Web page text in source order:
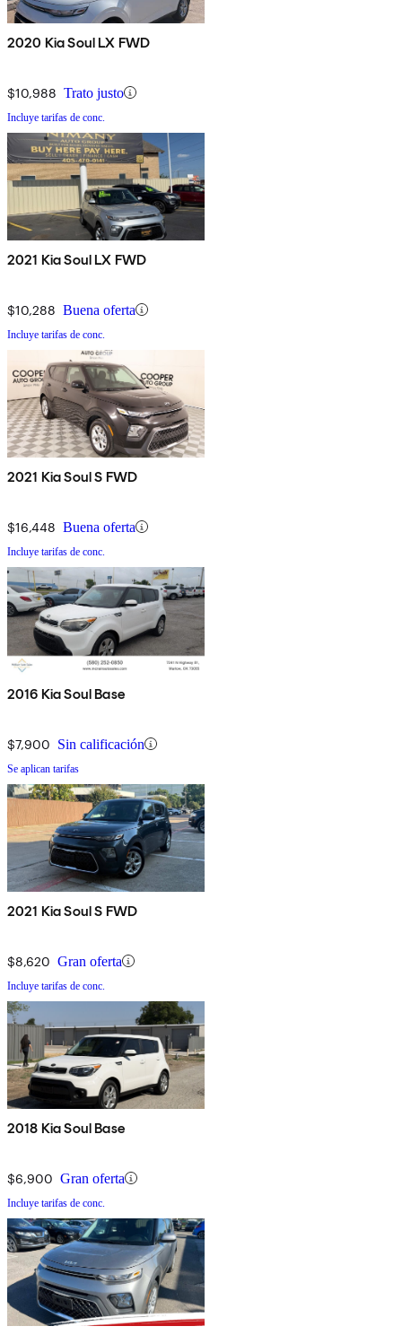
2020 Kia Soul LX FWD
$10,988 Trato justo
Incluye tarifas de conc.
2021 Kia Soul LX FWD
$10,288 Buena oferta
Incluye tarifas de conc.
2021 Kia Soul S FWD
$16,448 Buena oferta
Incluye tarifas de conc.
2016 Kia Soul Base
$7,900 Sin calificación
Se aplican tarifas
2021 Kia Soul S FWD
$8,620 Gran oferta
Incluye tarifas de conc.
2018 Kia Soul Base
$6,900 Gran oferta
Incluye tarifas de conc.